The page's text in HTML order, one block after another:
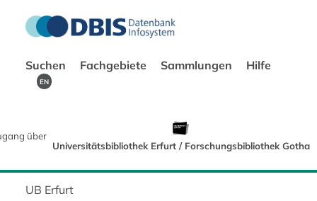
Suchen Fachgebiete Sammlungen Hilfe
EN
über
Universitätsbibliothek Erfurt / Forschungsbibliothek Gotha
UB Erfurt